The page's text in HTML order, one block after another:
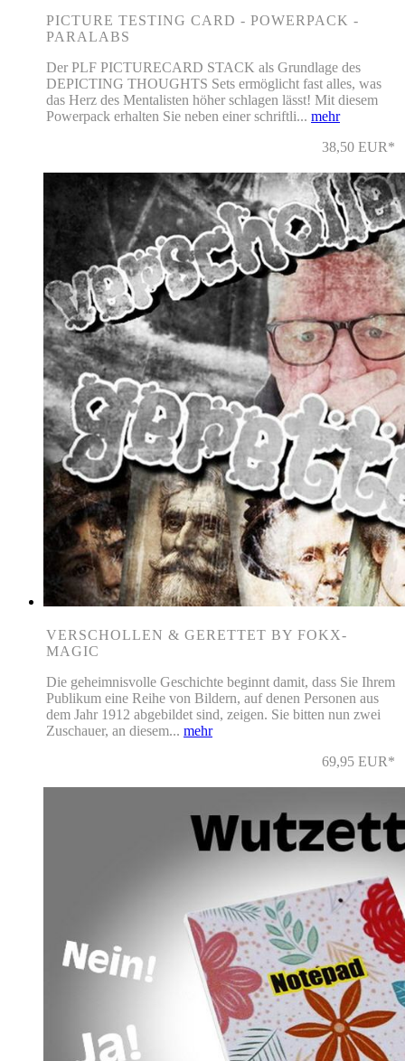
PICTURE TESTING CARD - POWERPACK -
PARALABS
Der PLF PICTURECARD STACK als Grundlage des
DEPICTING THOUGHTS Sets ermöglicht fast alles, was
das Herz des Mentalisten höher schlagen lässt! Mit diesem
Powerpack erhalten Sie neben einer schriftli... mehr
38,50 EUR*
VERSCHOLLEN & GERETTET BY FOKX-
MAGIC
Die geheimnisvolle Geschichte beginnt damit, dass Sie Ihrem
Publikum eine Reihe von Bildern, auf denen Personen aus
dem Jahr 1912 abgebildet sind, zeigen. Sie bitten nun zwei
Zuschauer, an diesem... mehr
69,95 EUR*